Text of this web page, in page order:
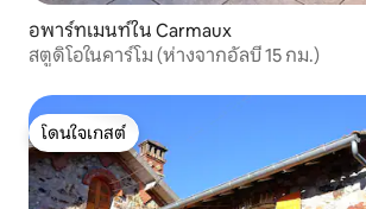
อพาร์ทเมนท์ใน Carmaux
สตูดิโอในคาร์โม (ห่างจากอัลบี 15 กม.)
โดนใจเกสต์
โดนใจเกสต์